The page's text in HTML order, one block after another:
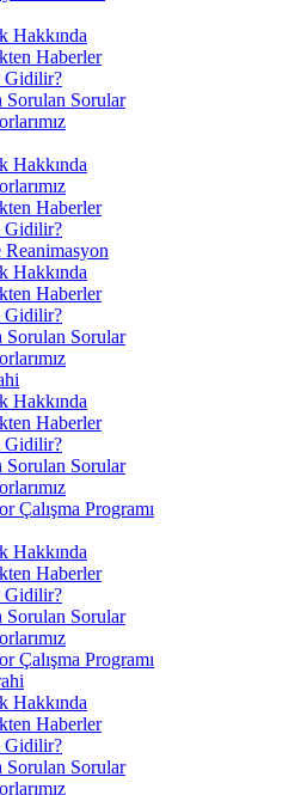
Hakkında
Haberler
Gidilir?
Sorulan Sorular
Hakkında
Haberler
Gidilir?
Reanimasyon
Hakkında
Haberler
Gidilir?
Sorulan Sorular
Hakkında
Haberler
Gidilir?
Sorulan Sorular
Çalışma Programı
Hakkında
Haberler
Gidilir?
Sorulan Sorular
Çalışma Programı
Hakkında
Haberler
Gidilir?
Sorulan Sorular